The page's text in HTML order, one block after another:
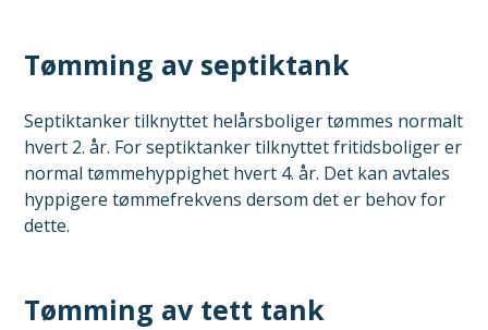
Tømming av septiktank
Septiktanker tilknyttet helårsboliger tømmes normalt
hvert 2. år. For septiktanker tilknyttet fritidsboliger er
normal tømmehyppighet hvert 4. år. Det kan avtales
hyppigere tømmefrekvens dersom det er behov for
dette.
Tømming av tett tank